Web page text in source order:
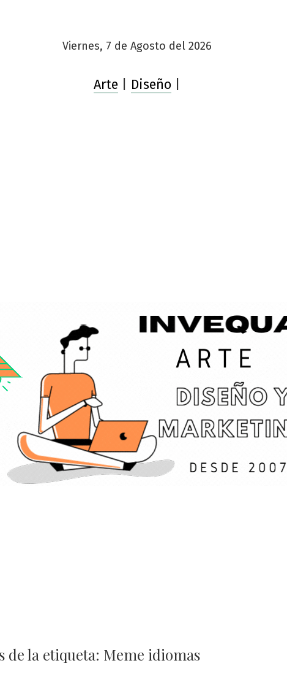
Viernes, 7 de Agosto del 2026
Arte Diseño
de la etiqueta: Meme idiomas